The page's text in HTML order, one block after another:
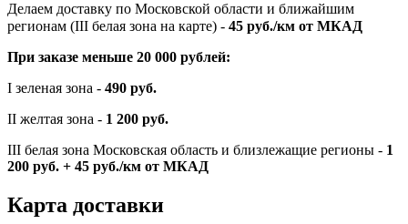
Делаем доставку по Московской области и ближайшим
регионам (III белая зона на карте) - 45 руб./км от МКАД
При заказе меньше 20 000 рублей:
I зеленая зона - 490 руб.
II желтая зона - 1 200 руб.
III белая зона Московская область и близлежащие регионы - 1
200 руб. + 45 руб./км от МКАД
Карта доставки